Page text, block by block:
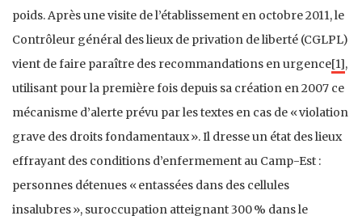
poids. Après une visite de l’établissement en octobre 2011, le
Contrôleur général des lieux de privation de liberté (CGLPL)
vient de faire paraître des recommandations en urgence[1],
utilisant pour la première fois depuis sa création en 2007 ce
mécanisme d’alerte prévu par les textes en cas de « violation
grave des droits fondamentaux ». Il dresse un état des lieux
effrayant des conditions d’enfermement au Camp-Est :
personnes détenues « entassées dans des cellules
insalubres », suroccupation atteignant 300 % dans le